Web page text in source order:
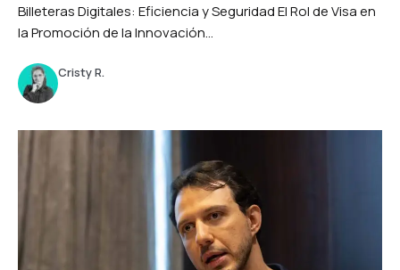
Billeteras Digitales: Eficiencia y Seguridad El Rol de Visa en
la Promoción de la Innovación...
Cristy R.